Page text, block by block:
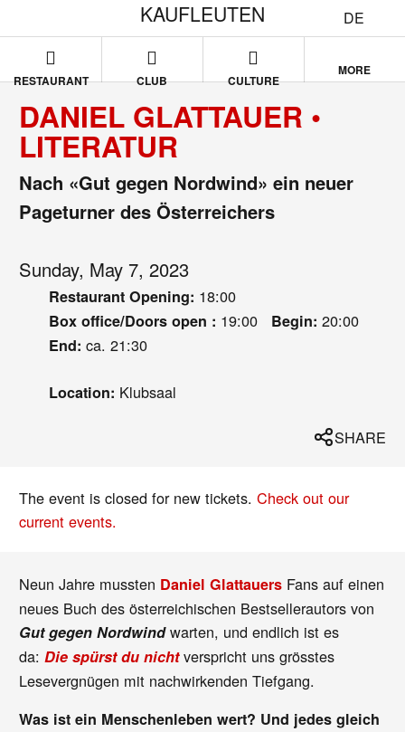
DE
KAUFLEUTEN
RESTAURANT CLUB CULTURE
MORE
DANIEL GLATTAUER •
LITERATUR
Nach «Gut gegen Nordwind» ein neuer
Pageturner des Österreichers
Sunday, May 7, 2023
Restaurant Opening: 18:00
Box office/Doors open : 19:00 Begin: 20:00
End: ca. 21:30
Location: Klubsaal
SHARE
The event is closed for new tickets.Check out our
current events.
Neun Jahre mussten Daniel Glattauers Fans auf einen
neues Buch des österreichischen Bestsellerautors von
Gut gegen Nordwindwarten, und endlich ist es
da: Die spürst du nichtverspricht uns grösstes
Lesevergnügen mit nachwirkenden Tiefgang.
Was ist ein Menschenleben wert? Und jedes gleich